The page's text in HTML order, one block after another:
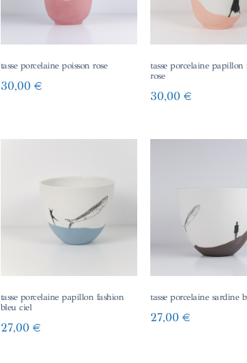
tasse porcelaine poisson rose
30,00 €
tasse porcelaine papillon
rose
30,00 €
tasse porcelaine papillon fashion
bleu ciel
27,00 €
tasse porcelaine sardine
27,00 €